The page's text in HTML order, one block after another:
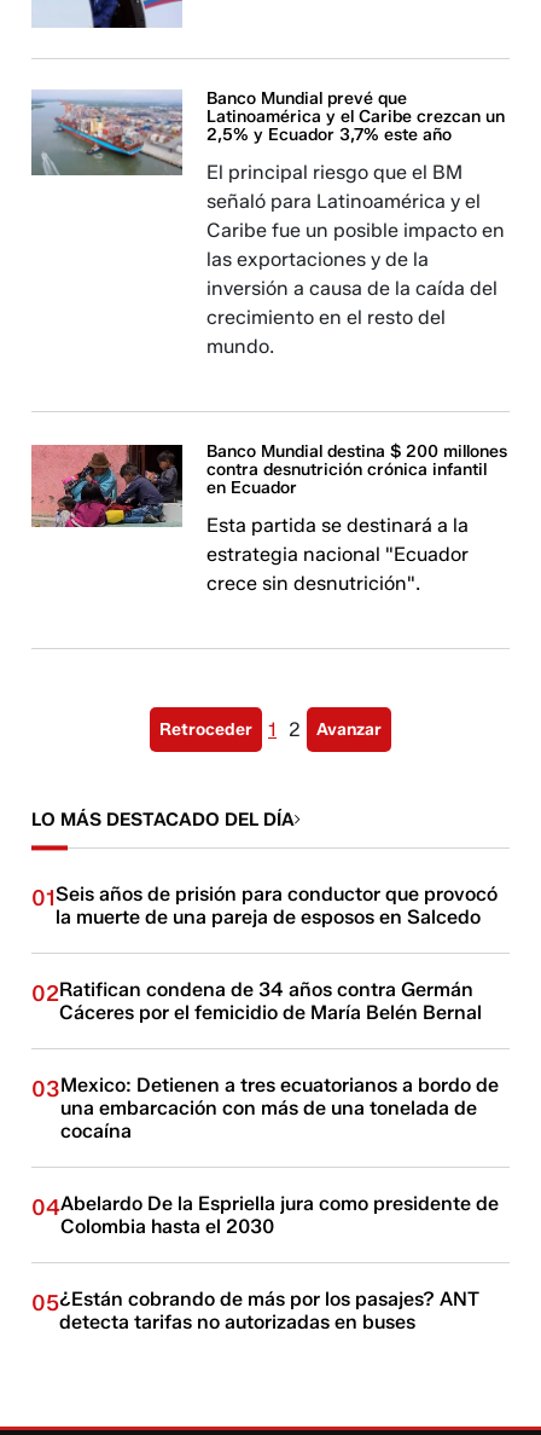
Banco Mundial prevé que
Latinoamérica y el Caribe crezcan un
2,5% y Ecuador 3,7% este año
El principal riesgo que el BM
señaló para Latinoamérica y el
Caribe fue un posible impacto en
las exportaciones y de la
inversión a causa de la caída del
crecimiento en el resto del
mundo.
Banco Mundial destina $ 200 millones
contra desnutrición crónica infantil
en Ecuador
Esta partida se destinará a la
estrategia nacional "Ecuador
crece sin desnutrición".
Retroceder 1 2 Avanzar
LO MÁS DESTACADO DEL DÍA
01Seis años de prisión para conductor que provocó
la muerte de una pareja de esposos en Salcedo
02Ratifican condena de 34 años contra Germán
Cáceres por el femicidio de María Belén Bernal
03Mexico: Detienen a tres ecuatorianos a bordo de
una embarcación con más de una tonelada de
cocaína
04Abelardo De la Espriella jura como presidente de
Colombia hasta el 2030
05¿Están cobrando de más por los pasajes? ANT
detecta tarifas no autorizadas en buses